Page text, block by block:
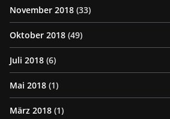
November 2018 (33)
Oktober 2018 (49)
Juli 2018 (6)
Mai 2018 (1)
März 2018 (1)